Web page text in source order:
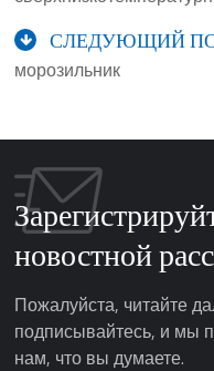
СЛЕДУЮЩИЙ
морозильник
новостной
Пожалуйста, читайте
подписывайтесь, и мы
нам, что вы думаете.